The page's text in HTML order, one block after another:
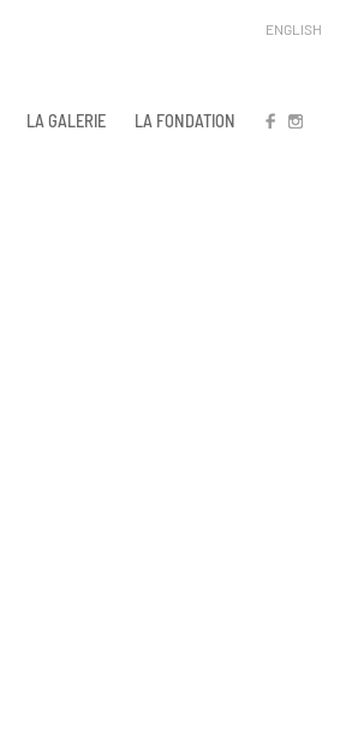
LA GALERIE LA FONDATION FB IN
ENGLISH